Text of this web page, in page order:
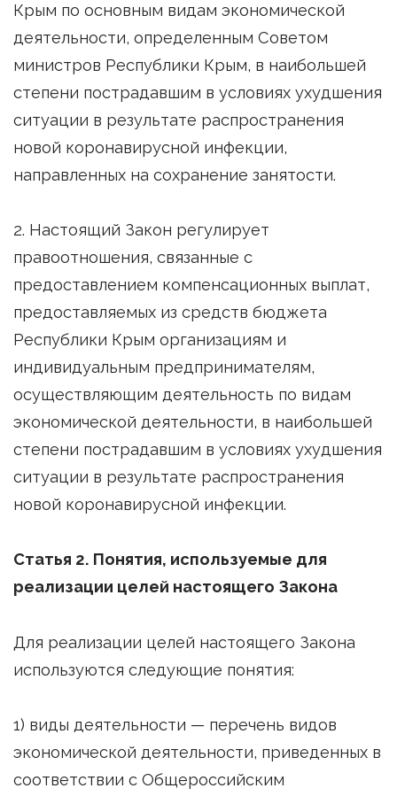
Крым по основным видам экономической
деятельности, определенным Советом
министров Республики Крым, в наибольшей
степени пострадавшим в условиях ухудшения
ситуации в результате распространения
новой коронавирусной инфекции,
направленных на сохранение занятости.
2. Настоящий Закон регулирует
правоотношения, связанные с
предоставлением компенсационных выплат,
предоставляемых из средств бюджета
Республики Крым организациям и
индивидуальным предпринимателям,
осуществляющим деятельность по видам
экономической деятельности, в наибольшей
степени пострадавшим в условиях ухудшения
ситуации в результате распространения
новой коронавирусной инфекции.
Статья 2. Понятия, используемые для
реализации целей настоящего Закона
Для реализации целей настоящего Закона
используются следующие понятия:
1) виды деятельности — перечень видов
экономической деятельности, приведенных в
соответствии с Общероссийским